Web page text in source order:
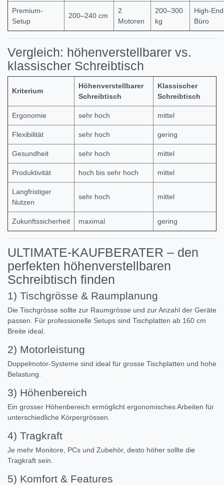
Premium-
Setup
200–240 cm
2
Motoren
200–300
kg
High-
Büro
Vergleich: höhenverstellbarer vs.
klassischer Schreibtisch
Kriterium
Höhenverstellbarer
Schreibtisch
Klassischer
Schreibtisch
Ergonomie sehr hoch mittel
Flexibilität sehr hoch gering
Gesundheit sehr hoch mittel
Produktivität hoch bis sehr hoch mittel
Langfristiger
Nutzen
sehr hoch mittel
Zukunftssicherheit maximal gering
ULTIMATE-KAUFBERATER – den
perfekten höhenverstellbaren
Schreibtisch finden
1) Tischgrösse & Raumplanung
Die Tischgrösse sollte zur Raumgrösse und zur Anzahl der Geräte
passen. Für professionelle Setups sind Tischplatten ab 160 cm
Breite ideal.
2) Motorleistung
Doppelmotor-Systeme sind ideal für grosse Tischplatten und hohe
Belastung.
3) Höhenbereich
Ein grosser Höhenbereich ermöglicht ergonomisches Arbeiten für
unterschiedliche Körpergrössen.
4) Tragkraft
Je mehr Monitore, PCs und Zubehör, desto höher sollte die
Tragkraft sein.
5) Komfort & Features